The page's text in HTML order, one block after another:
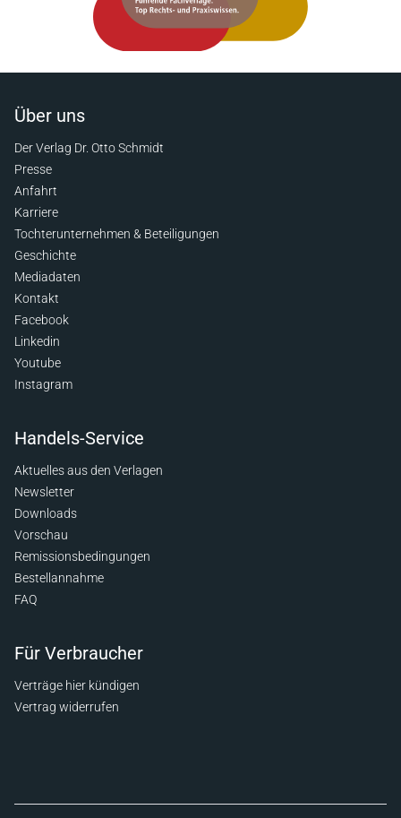
Über uns
Der Verlag Dr. Otto Schmidt
Presse
Anfahrt
Karriere
Tochterunternehmen & Beteiligungen
Geschichte
Mediadaten
Kontakt
Facebook
Linkedin
Youtube
Instagram
Handels-Service
Aktuelles aus den Verlagen
Newsletter
Downloads
Vorschau
Remissionsbedingungen
Bestellannahme
FAQ
Für Verbraucher
Verträge hier kündigen
Vertrag widerrufen